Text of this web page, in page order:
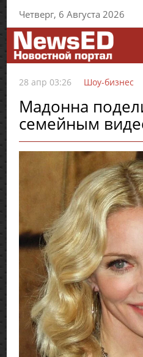
Четверг, 6 Августа 2026
28 апр 03:26 Шоу-бизнес
Мадонна
семейным